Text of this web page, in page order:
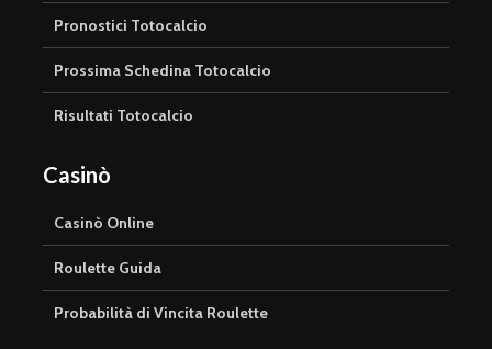
Pronostici Totocalcio
Prossima Schedina Totocalcio
Risultati Totocalcio
Casinò
Casinò Online
Roulette Guida
Probabilità di Vincita Roulette